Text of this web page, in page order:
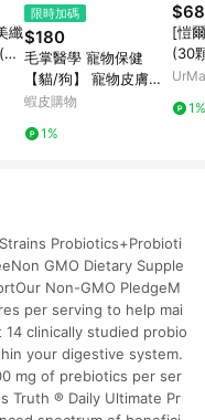
纖
限時加碼
$180
毛掌醫學 寵物保健
【貓/狗】 寵物皮膚敏
感 腸胃益生菌 寵物氣
心臟保養 魚油
蝦皮購物
1%
[愷
(30
組
1%
Probiotics+Probioti
GMO Dietary Supple
Non-GMO PledgeM
per serving to help mai
clinically studied probio
your digestive system.
mg of prebiotics per ser
Truth ® Daily Ultimate Pr